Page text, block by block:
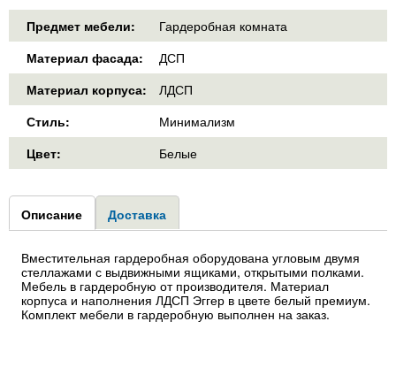
Предмет мебели:
Гардеробная комната
Материал фасада:
ДСП
Материал корпуса:
ЛДСП
Стиль:
Минимализм
Цвет:
Белые
Group1
Описание (активная
вкладка)
Доставка
Вместительная гардеробная оборудована угловым двумя
стеллажами с выдвижными ящиками, открытыми полками.
Мебель в гардеробную от производителя. Материал
корпуса и наполнения ЛДСП Эггер в цвете белый премиум.
Комплект мебели в гардеробную выполнен на заказ.